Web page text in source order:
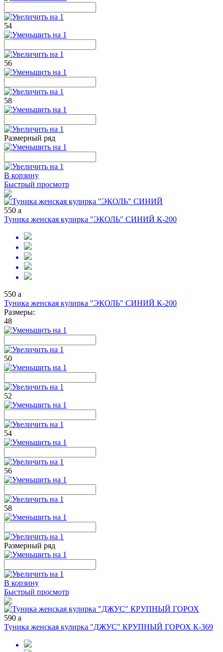
54
56
58
Размерный ряд
В корзину
Быстрый просмотр
550 a
Туника женская кулирка "ЭКОЛЬ" СИНИЙ К-200
550 a
Туника женская кулирка "ЭКОЛЬ" СИНИЙ К-200
Размеры:
48
50
52
54
56
58
Размерный ряд
В корзину
Быстрый просмотр
590 a
Туника женская кулирка "ДЖУС" КРУПНЫЙ ГОРОХ К-369